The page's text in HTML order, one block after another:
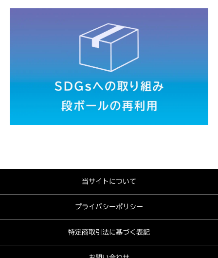
当サイトについて
プライバシーポリシー
特定商取引法に基づく表記